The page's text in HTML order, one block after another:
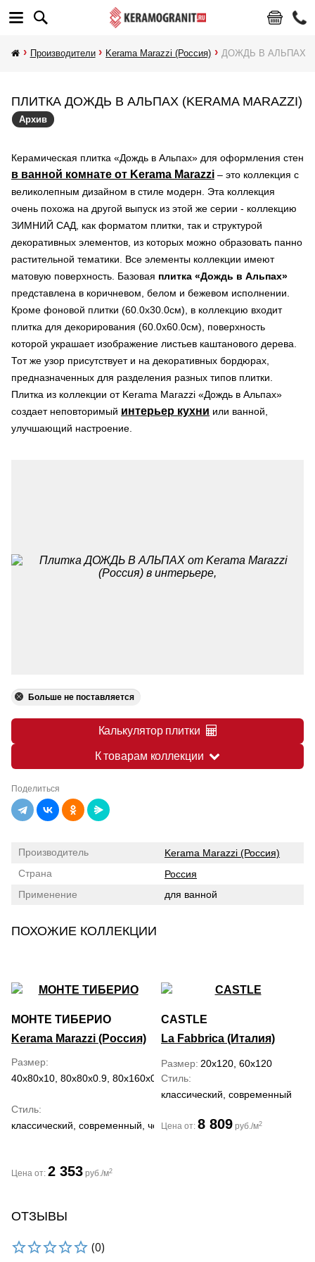
Производители Kerama Marazzi (Россия) ДОЖДЬ В АЛЬПАХ
ПЛИТКА ДОЖДЬ В АЛЬПАХ (KERAMA MARAZZI)
Архив
Керамическая плитка «Дождь в Альпах» для оформления стен
в ванной комнате от Kerama Marazzi – это коллекция с
великолепным дизайном в стиле модерн. Эта коллекция
очень похожа на другой выпуск из этой же серии - коллекцию
ЗИМНИЙ САД, как форматом плитки, так и структурой
декоративных элементов, из которых можно образовать панно
растительной тематики. Все элементы коллекции имеют
матовую поверхность. Базовая плитка «Дождь в Альпах»
представлена в коричневом, белом и бежевом исполнении.
Кроме фоновой плитки (60.0х30.0см), в коллекцию входит
плитка для декорирования (60.0х60.0см), поверхность
которой украшает изображение листьев каштанового дерева.
Тот же узор присутствует и на декоративных бордюрах,
предназначенных для разделения разных типов плитки.
Плитка из коллекции от Kerama Marazzi «Дождь в Альпах»
создает неповторимый интерьер кухни или ванной,
улучшающий настроение.
Больше не поставляется
Калькулятор плитки
К товарам коллекции
Поделиться
Производитель
Kerama Marazzi (Россия)
Страна
Россия
Применение
для ванной
ПОХОЖИЕ КОЛЛЕКЦИИ
МОНТЕ ТИБЕРИО
Kerama Marazzi (Россия)
Размер
40x80x10, 80x80x0.9, 80x160x0.9, 119.5x238.5x1.1
Стиль
классический, современный, черно-белый
Цена от: 2 353 руб./м2
CASTLE
La Fabbrica (Италия)
Размер 20x120, 60x120
Стиль
классический, современный
Цена от: 8 809 руб./м2
ОТЗЫВЫ
(0)